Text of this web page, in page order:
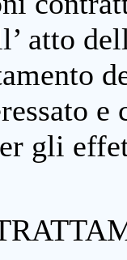
atto
gli